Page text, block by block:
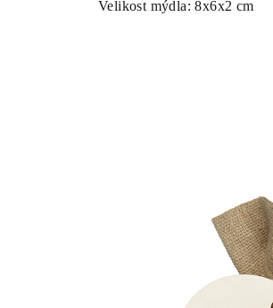
Velikost mýdla: 8x6x2 cm